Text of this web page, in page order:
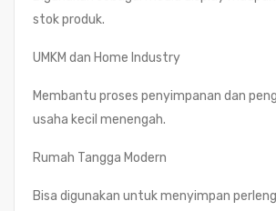
stok produk.
UMKM dan Home Industry
Membantu proses penyimpanan dan
usaha kecil menengah.
Rumah Tangga Modern
Bisa digunakan untuk menyimpan